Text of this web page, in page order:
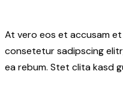
At vero eos et accusam
consetetur sadipscing
ea rebum. Stet clita kasd